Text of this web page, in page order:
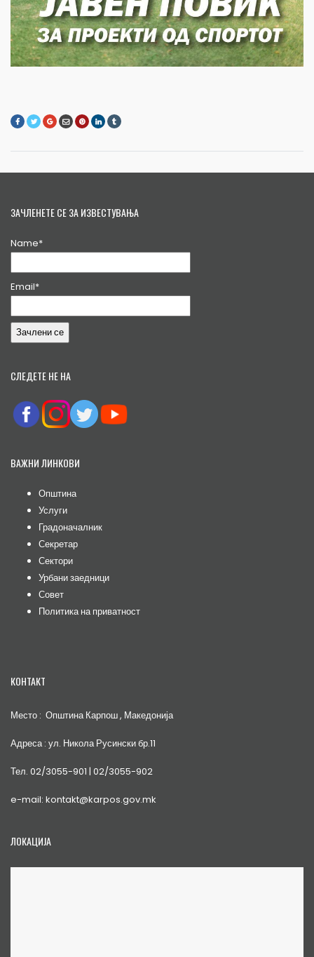
ЗАЧЛЕНЕТЕ СЕ ЗА ИЗВЕСТУВАЊА
Name*
Email*
СЛЕДЕТЕ НЕ НА
ВАЖНИ ЛИНКОВИ
Општина
Услуги
Градоначалник
Секретар
Сектори
Урбани заедници
Совет
Политика на приватност
КОНТАКТ
Место : Општина Карпош , Македонија
Адреса : ул. Никола Русински бр.11
Тел. 02/3055-901 | 02/3055-902
e-mail: kontakt@karpos.gov.mk
ЛОКАЦИЈА